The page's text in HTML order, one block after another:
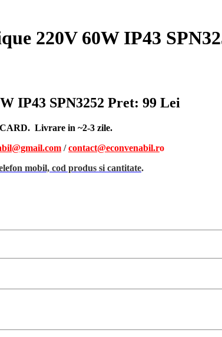
220V 60W IP43
IP43 SPN3252 Pret: 99 Lei
Livrare in ~2-3 zile.
/contact@econvenabil.ro
mobil, cod produs si cantitate.